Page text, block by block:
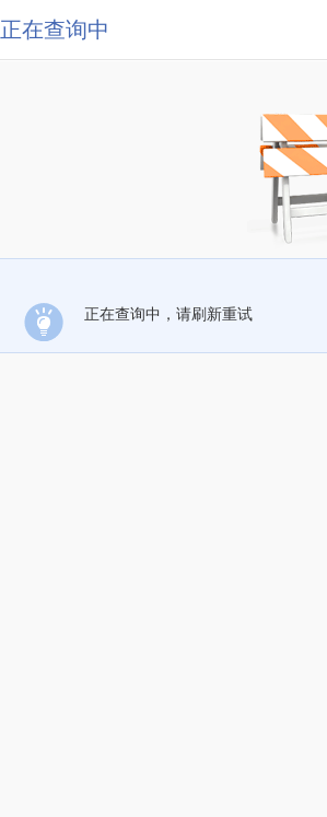
正在查询中
正在查询中，请刷新重试